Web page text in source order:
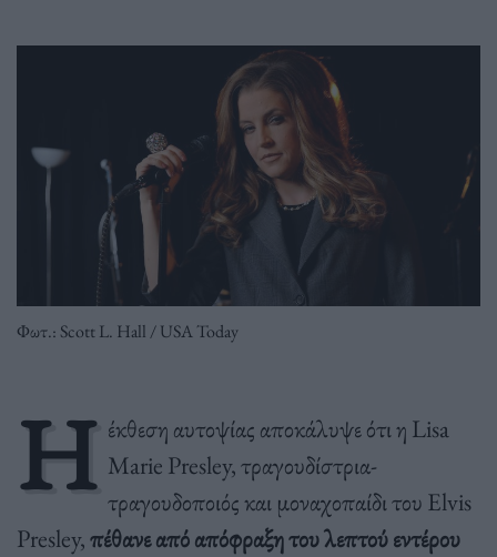
Φωτ.: Scott L. Hall / USA Today
Η έκθεση αυτοψίας αποκάλυψε ότι η Lisa
Marie Presley, τραγουδίστρια-
τραγουδοποιός και μοναχοπαίδι του Elvis
Presley,πέθανε από απόφραξη του λεπτού εντέρου